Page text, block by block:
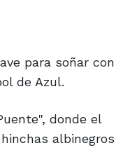
para soñar con
de Azul.
donde el
albinegros